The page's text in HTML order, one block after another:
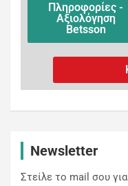
Πληροφορίες -
Αξιολόγηση
Betsson
Newsletter
Στείλε το mail σου